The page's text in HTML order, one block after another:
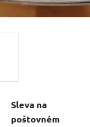
Sleva na
poštovném